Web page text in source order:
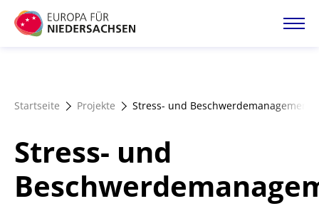
Direkt
zum
Förderangebote
Startseite Projekte Stress- und Beschwerdemanagement
Stress- und